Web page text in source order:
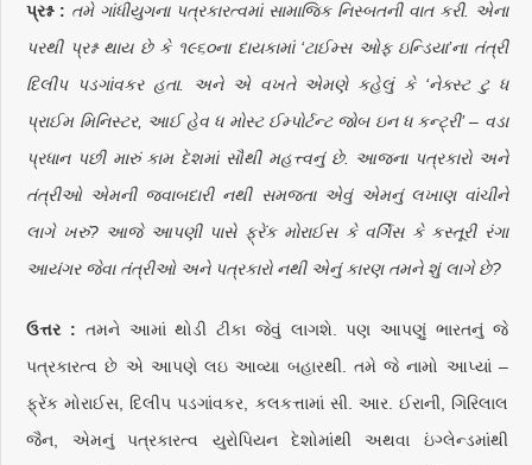
પ્રશ્ન : તમે ગાંધીયુગના પત્રકારત્વમાં સામાજિક નિસ્બતની વાત કરી. એના
પરથી પ્રશ્ન થાય છે કે ૧૯૬૦ના દાયકામાં ‘ટાઈમ્સ ઓફ ઇન્ડિયા’ના તંત્રી
દિલીપ પડગાંવકર હતા. અને એ વખતે એમણે કહેલું કે ‘નેક્સ્ટ ટુ ધ
પ્રાઈમ મિનિસ્ટર, આઈ હેવ ધ મોસ્ટ ઈમ્પોર્ટન્ટ જોબ ઇન ધ કન્ટ્રી’ – વડા
પ્રધાન પછી મારું કામ દેશમાં સૌથી મહત્ત્વનું છે. આજના પત્રકારો અને
તંત્રીઓ એમની જવાબદારી નથી સમજતા એવું એમનું લખાણ વાંચીને
લાગે ખરું? આજે આપણી પાસે ફ્રેંક મોરાઈસ કે વર્ગિસ કે કસ્તૂરી રંગા
આયંગર જેવા તંત્રીઓ અને પત્રકારો નથી એનું કારણ તમને શું લાગે છે?
ઉત્તર : તમને આમાં થોડી ટીકા જેવું લાગશે. પણ આપણું ભારતનું જે
પત્રકારત્વ છે એ આપણે લઇ આવ્યા બહારથી. તમે જે નામો આપ્યાં –
ફ્રેંક મોરાઈસ, દિલીપ પડગાંવકર, કલકત્તામાં સી. આર. ઈરાની, ગિરિલાલ
જૈન, એમનું પત્રકારત્વ યુરોપિયન દેશોમાંથી અથવા ઇંગ્લેન્ડમાંથી